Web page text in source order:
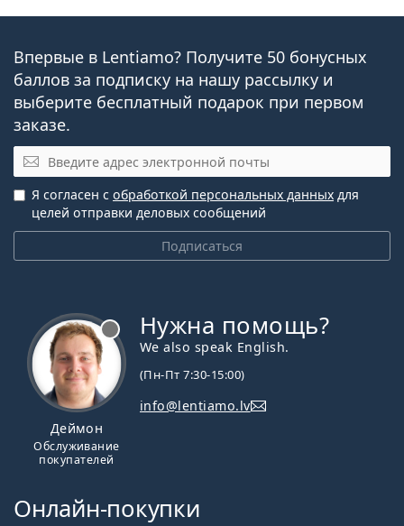
Впервые в Lentiamo? Получите 50 бонусных
баллов за подписку на нашу рассылку и
выберите бесплатный подарок при первом
заказе.
Эл. почта
Подписаться
Я согласен с обработкой персональных данных для
целей отправки деловых сообщений
Деймон
Обслуживание
покупателей
Нужна помощь?
We also speak English.
(Пн-Пт 7:30-15:00)
info@lentiamo.lv
Онлайн-покупки